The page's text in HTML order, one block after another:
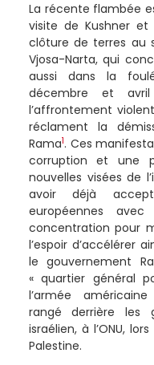
La récente flambée
visite de Kushner
clôture de terres au
Vjosa-Narta, qui
aussi dans la
décembre et
l’affrontement
réclament la
Rama1. Ces
corruption et une
nouvelles visées de
avoir déjà
européennes
concentration pour
l’espoir d’accélérer
le gouvernement
« quartier général
l’armée
rangé derrière les
israélien, à l’ONU,
Palestine.